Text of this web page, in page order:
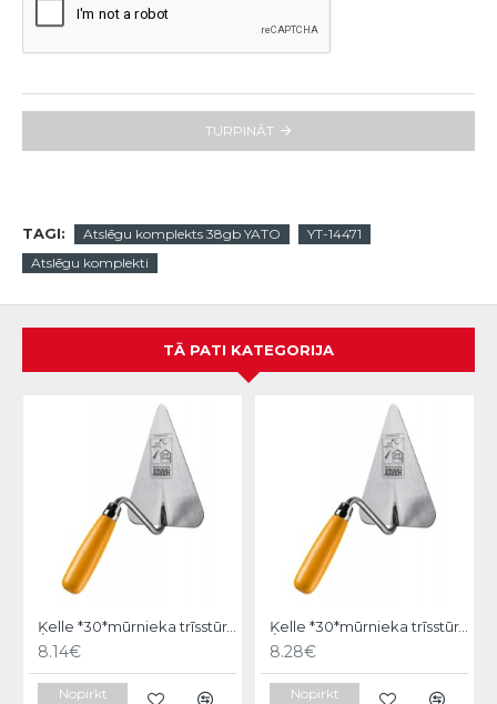
TURPINĀT
TAGI: Atslēgu komplekts 38gb YATO
YT-14471
Atslēgu komplekti
TĀ PATI KATEGORIJA
Ķelle *30*mūrnieka trīsstūra 18cm, Hardy
8.14€
Nopirkt
Ķelle *30*mūrnieka trīsstūra 20cm, Hardy
8.28€
Nopirkt